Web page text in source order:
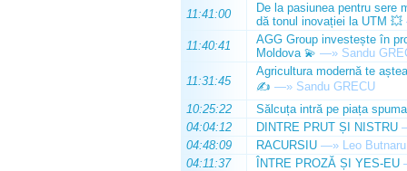
11:41:00
De la pasiunea pentru sere
dă tonul inovației la UTM 💥
11:40:41
AGG Group investește în
Moldova 💫 —» Sandu
11:31:45
Agricultura modernă te
✍️ —» Sandu GRECU
10:25:22
Sălcuța intră pe piața
04:04:12
DINTRE PRUT ȘI NISTRU
04:48:09
RACURSIU —» Leo Butnaru
04:11:37
ÎNTRE PROZĂ ȘI YES-EU